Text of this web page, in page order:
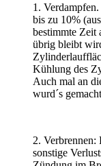
1.
bis zu 10%
bestimmte Zeit
übrig bleibt
Kühlung des
Auch mal an
wurd´s
2.
sonstige